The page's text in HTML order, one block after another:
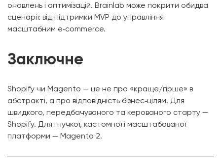
оновлень і оптимізацій. Brainlab може покрити обидва
сценарії: від підтримки MVP до управління
масштабним e‑commerce.
Заключне
Shopify чи Magento — це не про «краще/гірше» в
абстракті, а про відповідність бізнес‑цілям. Для
швидкого, передбачуваного та керованого старту —
Shopify. Для гнучкої, кастомної і масштабованої
платформи — Magento 2.